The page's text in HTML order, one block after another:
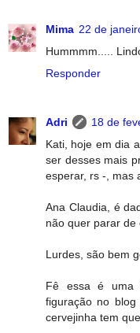
Mima 22 de
Hummmm.....
Responder
Adri
18 de
Kati, hoje em dia
ser desses mais
esperar, rs -, mas
Ana Claudia, é
não quer parar de
Lurdes, são bem
Fê essa é uma
figuração no
cervejinha tem